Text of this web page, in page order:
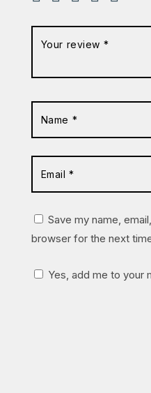
Save my name,
browser for the next
Yes, add me to your